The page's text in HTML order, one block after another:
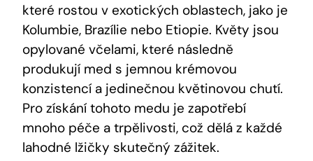
které rostou v exotických oblastech, jako je
Kolumbie, Brazílie nebo Etiopie. Květy jsou
opylované včelami, které následně
produkují med s jemnou krémovou
konzistencí a jedinečnou květinovou chutí.
Pro získání tohoto medu je zapotřebí
mnoho péče a trpělivosti, což dělá z každé
lahodné lžičky skutečný zážitek.